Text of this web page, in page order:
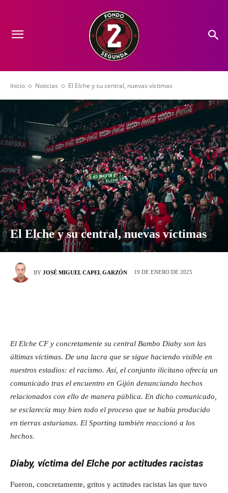
Inicio Noticias El Elche y su central, nuevas víctimas
El Elche y su central, nuevas víctimas
BY JOSÉ MIGUEL CAPEL GARZÓN 19 DE ENERO DE 2025
El Elche CF y concretamente su central Bambo Diaby son las
últimas víctimas. De una lacra que se sigue haciendo visible en
nuestros estadios: el racismo. Así, el conjunto ilicitano ofrecía un
comunicado tras el encuentro en Gijón denunciando hechos
relacionados con ello de manera pública. En dicho comunicado,
se esclarecía muy bien todo el proceso que se había producido
en tierras asturianas. El Sporting también reaccionó a los
hechos.
Diaby, víctima del Elche por actitudes racistas
Fueron, concretamente, gritos y actitudes racistas las que tuvo